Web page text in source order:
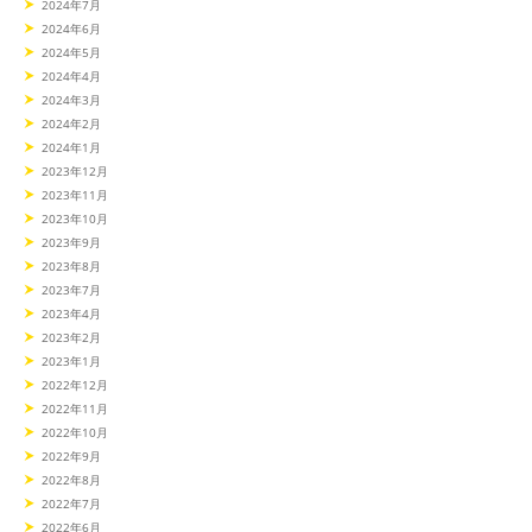
2024年7月
2024年6月
2024年5月
2024年4月
2024年3月
2024年2月
2024年1月
2023年12月
2023年11月
2023年10月
2023年9月
2023年8月
2023年7月
2023年4月
2023年2月
2023年1月
2022年12月
2022年11月
2022年10月
2022年9月
2022年8月
2022年7月
2022年6月